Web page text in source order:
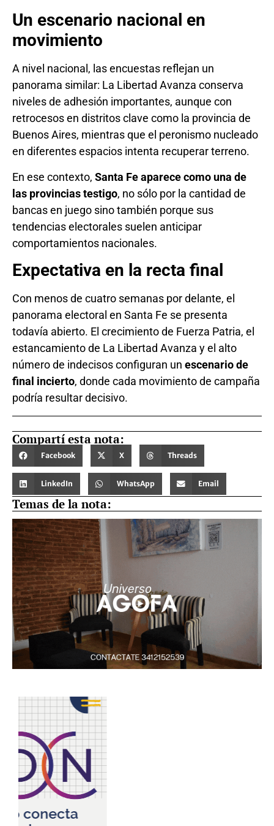
Un escenario nacional en
movimiento
A nivel nacional, las encuestas reflejan un
panorama similar: La Libertad Avanza conserva
niveles de adhesión importantes, aunque con
retrocesos en distritos clave como la provincia de
Buenos Aires, mientras que el peronismo nucleado
en diferentes espacios intenta recuperar terreno.
En ese contexto, Santa Fe aparece como una de
las provincias testigo, no sólo por la cantidad de
bancas en juego sino también porque sus
tendencias electorales suelen anticipar
comportamientos nacionales.
Expectativa en la recta final
Con menos de cuatro semanas por delante, el
panorama electoral en Santa Fe se presenta
todavía abierto. El crecimiento de Fuerza Patria, el
estancamiento de La Libertad Avanza y el alto
número de indecisos configuran un escenario de
final incierto, donde cada movimiento de campaña
podría resultar decisivo.
Compartí esta nota:
Facebook X Threads
LinkedIn WhatsApp Email
Temas de la nota: